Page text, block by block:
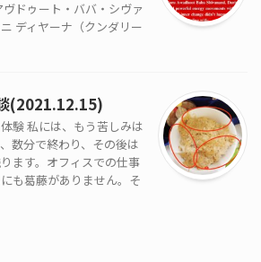
ドゥート・ババ・シヴァ
ディヤーナ（クンダリー
(2021.12.15)
験 私には、もう苦しみは
数分で終わり、その後は
ます。オフィスでの仕事
も葛藤がありません。そ